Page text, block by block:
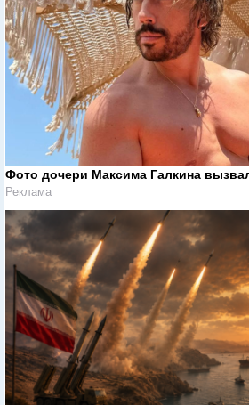
Фото дочери Максима Галкина
Реклама